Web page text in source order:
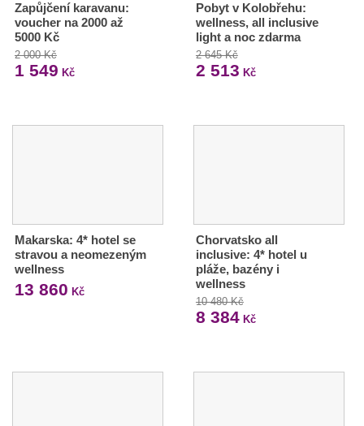
Zapůjčení karavanu:
voucher na 2000 až
5000 Kč
2 000 Kč
1 549 Kč
Pobyt v Kolobřehu:
wellness, all inclusive
light a noc zdarma
2 645 Kč
2 513 Kč
Makarska: 4* hotel se
stravou a neomezeným
wellness
13 860 Kč
Chorvatsko all
inclusive: 4* hotel u
pláže, bazény i
wellness
10 480 Kč
8 384Kč